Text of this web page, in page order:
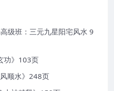
级班：三元九星阳宅风水 9
功》103页
顺水》248页